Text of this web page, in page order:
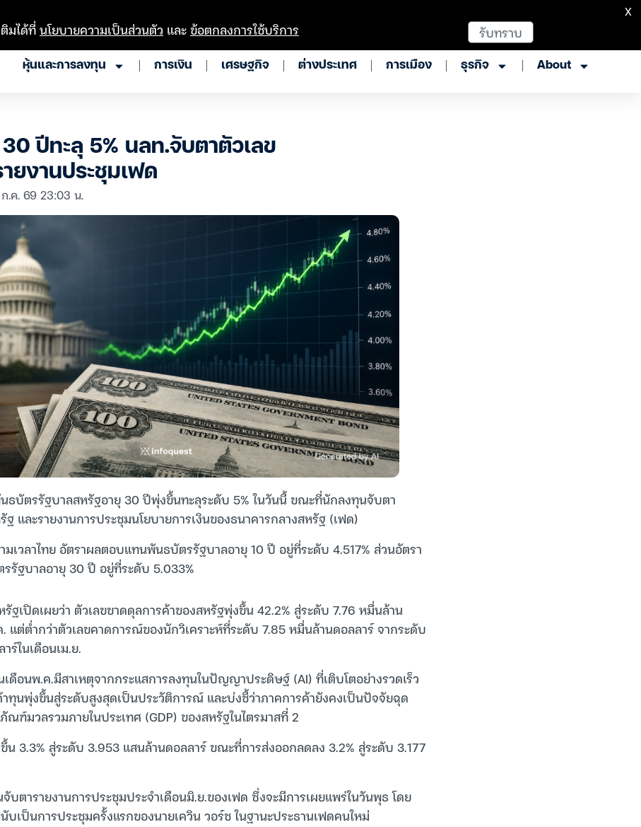
หุ้นและการลงทุน การเงิน เศรษฐกิจ ต่างประเทศ การเมือง ธุรกิจ About
ปีทะลุ 5% นลท.จับตาตัวเลข
ยงานประชุมเฟด
.ค. 69 23:03 น.
ธบัตรรัฐบาลสหรัฐอายุ 30 ปีพุ่งขึ้นทะลุระดับ 5% ในวันนี้ ขณะที่นักลงทุนจับตา
ฐ และรายงานการประชุมนโยบายการเงินของธนาคารกลางสหรัฐ (เฟด)
เวลาไทย อัตราผลตอบแทนพันธบัตรรัฐบาลอายุ 10 ปี อยู่ที่ระดับ 4.517% ส่วนอัตรา
รัฐบาลอายุ 30 ปี อยู่ที่ระดับ 5.033%
ฐเปิดเผยว่า ตัวเลขขาดดุลการค้าของสหรัฐพุ่งขึ้น 42.2% สู่ระดับ 7.76 หมื่นล้าน
แต่ต่ำกว่าตัวเลขคาดการณ์ของนักวิเคราะห์ที่ระดับ 7.85 หมื่นล้านดอลลาร์ จากระดับ
ร์ในเดือนเม.ย.
เดือนพ.ค.มีสาเหตุจากกระแสการลงทุนในปัญญาประดิษฐ์ (AI) ที่เติบโตอย่างรวดเร็ว
าทุนพุ่งขึ้นสู่ระดับสูงสุดเป็นประวัติการณ์ และบ่งชี้ว่าภาคการค้ายังคงเป็นปัจจัยฉุด
ณฑ์มวลรวมภายในประเทศ (GDP) ของสหรัฐในไตรมาสที่ 2
น 3.3% สู่ระดับ 3.953 แสนล้านดอลลาร์ ขณะที่การส่งออกลดลง 3.2% สู่ระดับ 3.177
ตารายงานการประชุมประจำเดือนมิ.ย.ของเฟด ซึ่งจะมีการเผยแพร่ในวันพุธ โดย
บเป็นการประชุมครั้งแรกของนายเควิน วอร์ช ในฐานะประธานเฟดคนใหม่
มได้ที่นโยบายความเป็นส่วนตัว และข้อตกลงการใช้บริการ รับทราบ
X